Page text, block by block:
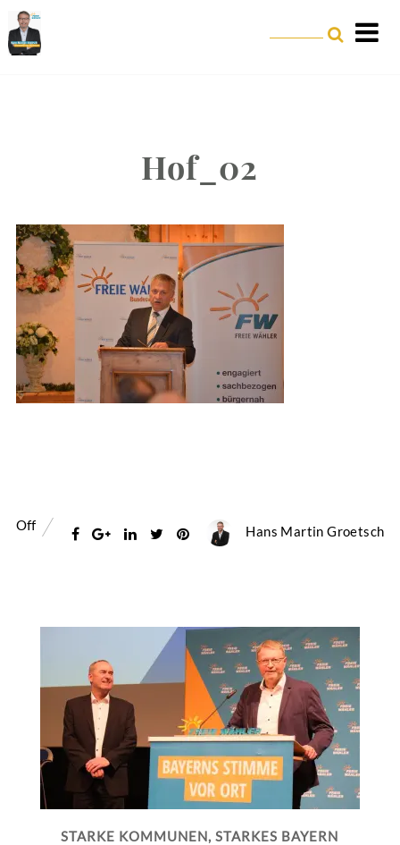
Hof_02
Off Hans Martin Groetsch
STARKE KOMMUNEN, STARKES BAYERN